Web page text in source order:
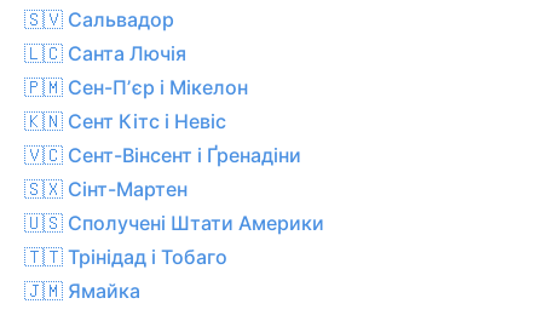
🇸🇻 Сальвадор
🇱🇨 Санта Лючія
🇵🇲 Сен-Пʼєр і Мікелон
🇰🇳 Сент Кітс і Невіс
🇻🇨 Сент-Вінсент і Ґренадіни
🇸🇽 Сінт-Мартен
🇺🇸 Сполучені Штати Америки
🇹🇹 Трінідад і Тобаго
🇯🇲 Ямайка